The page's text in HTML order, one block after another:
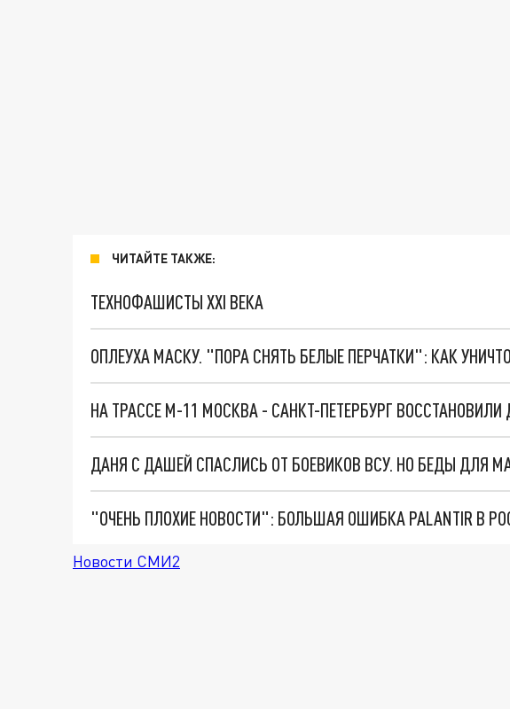
ЧИТАЙТЕ ТАКЖЕ:
ТЕХНОФАШИСТЫ XXI ВЕКА
ОПЛЕУХА МАСКУ. "ПОРА СНЯТЬ БЕЛЫЕ ПЕРЧАТКИ": КАК
ДАНЯ С ДАШЕЙ СПАСЛИСЬ ОТ БОЕВИКОВ ВСУ. НО БЕДЫ ДЛЯ
Новости СМИ2